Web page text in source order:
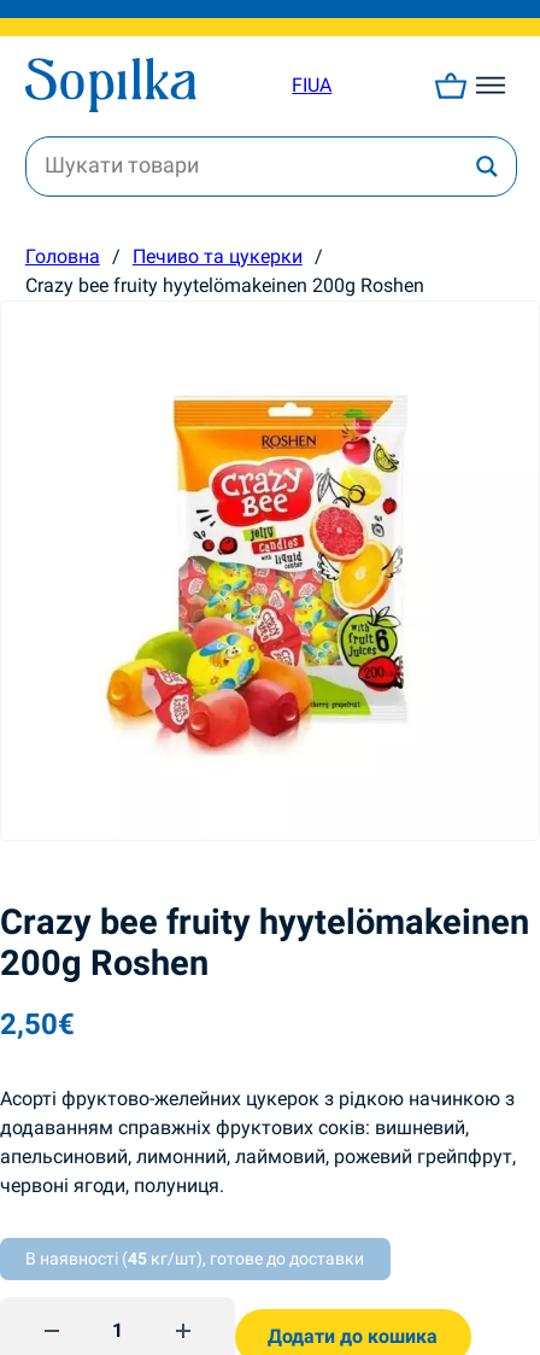
FIUA
Головна / Печиво та цукерки /
Crazy bee fruity hyytelömakeinen 200g Roshen
Crazy bee fruity hyytelömakeinen
200g Roshen
2,50€
Асорті фруктово-желейних цукерок з рідкою начинкою з
додаванням справжніх фруктових соків: вишневий,
апельсиновий, лимонний, лаймовий, рожевий грейпфрут,
червоні ягоди, полуниця.
В наявності (45 кг/шт), готове до доставки
Crazy bee fruity hyytelömakeinen 200g Roshen quantity
Додати до кошика